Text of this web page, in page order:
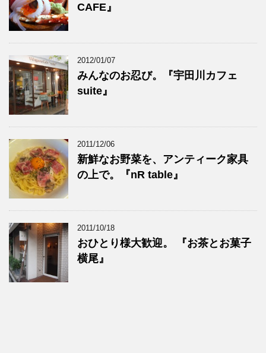
CAFE』
2012/01/07
みんなのお忍び。『宇田川カフェ
suite』
2011/12/06
新鮮なお野菜を、アンティーク家具
の上で。『nR table』
2011/10/18
おひとり様大歓迎。 『お茶とお菓子
横尾』